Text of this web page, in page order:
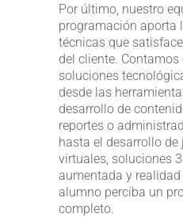
Por último, nuestro
programación aporta
técnicas que
del cliente.
soluciones
desde las
desarrollo de
reportes o
hasta el desarrollo
virtuales, soluciones
aumentada y
alumno perciba un
completo.